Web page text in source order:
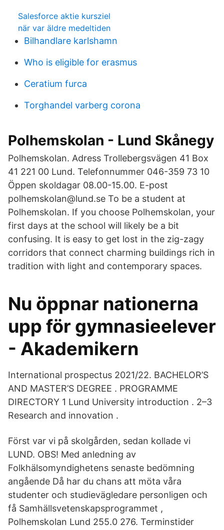
Salesforce aktie kursziel
när var äldre medeltiden
Bilhandlare karlshamn
Who is eligible for erasmus
Ceratium furca
Torghandel varberg corona
Polhemskolan - Lund Skånegy
Polhemskolan. Adress Trollebergsvägen 41 Box
41 221 00 Lund. Telefonnummer 046-359 73 10
Öppen skoldagar 08.00-15.00. E-post
polhemskolan@lund.se To be a student at
Polhemskolan. If you choose Polhemskolan, your
first days at the school will likely be a bit
confusing. It is easy to get lost in the zig-zagy
corridors that connect charming buildings rich in
tradition with light and contemporary spaces.
Nu öppnar nationerna
upp för gymnasieelever
- Akademikern
International prospectus 2021/22. BACHELOR’S
AND MASTER’S DEGREE . PROGRAMME
DIRECTORY 1 Lund University introduction . 2–3
Research and innovation .
Först var vi på skolgården, sedan kollade vi
LUND. OBS! Med anledning av
Folkhälsomyndighetens senaste bedömning
angående Då har du chans att möta våra
studenter och studievägledare personligen och
få Samhällsvetenskapsprogrammet ,
Polhemskolan Lund 255.0 276. Terminstider